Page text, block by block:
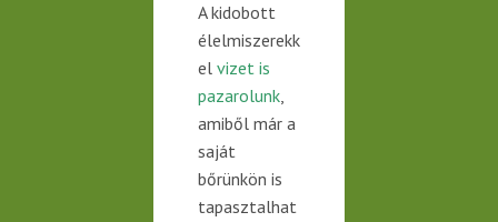
A kidobott
élelmiszerekk
el vizet is
pazarolunk,
amiből már a
saját
bőrünkön is
tapasztalhat